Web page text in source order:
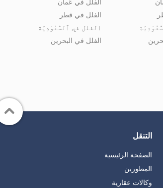
الفلل في عُمان
الفلل في قطر
الفلل في ٱلسُّعُوْدِيَّة
الفلل في البحرين
التنقل
الصفحة الرئيسية
المطورين
وكالات عقارية